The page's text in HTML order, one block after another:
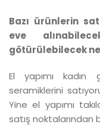
Bazı ürünlerin
eve
götürülebilecek
El yapımı kadın
seramiklerini
Yine el yapımı
satış noktalarından